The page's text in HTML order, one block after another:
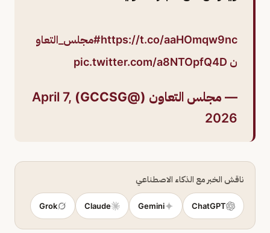
https://t.co/aaHOmqw9nc#مجلس_التعاو
ن pic.twitter.com/a8NTOpfQ4D
— مجلس التعاون (@GCCSG)
April 7,
2026
ناقش الخبر مع الذكاء الاصطناعي
ChatGPT
Gemini
Claude
Grok